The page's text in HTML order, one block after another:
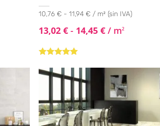
10,76 € - 11,94 € / m² (sin IVA)
13,02€ - 14,45€ / m2
5.00de 5